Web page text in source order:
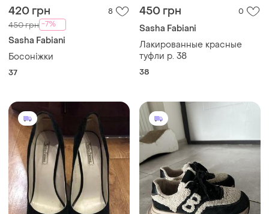
420 грн 8
450 грн -7%
Sasha Fabiani
Босоніжки
37
450 грн 0
Sasha Fabiani
Лакированные красные
туфли р. 38
38